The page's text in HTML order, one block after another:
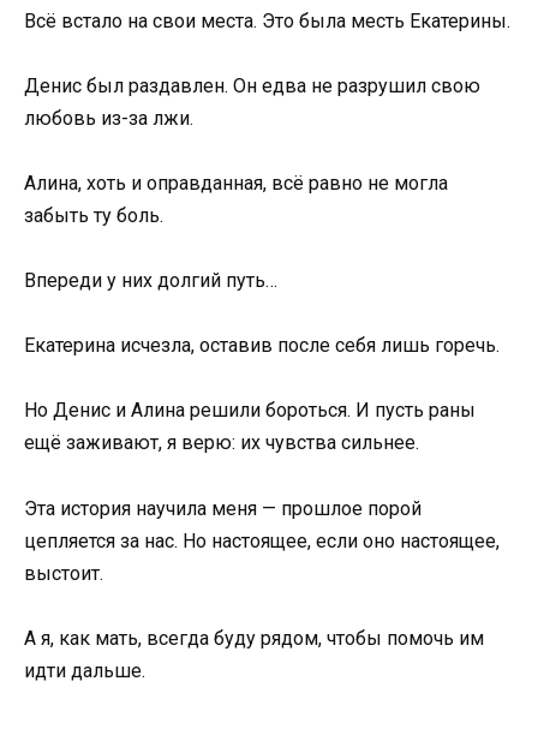
Всё встало на свои места. Это была месть Екатерины.
Денис был раздавлен. Он едва не разрушил свою
любовь из-за лжи.
Алина, хоть и оправданная, всё равно не могла
забыть ту боль.
Впереди у них долгий путь…
Екатерина исчезла, оставив после себя лишь горечь.
Но Денис и Алина решили бороться. И пусть раны
ещё заживают, я верю: их чувства сильнее.
Эта история научила меня — прошлое порой
цепляется за нас. Но настоящее, если оно настоящее,
выстоит.
А я, как мать, всегда буду рядом, чтобы помочь им
идти дальше.